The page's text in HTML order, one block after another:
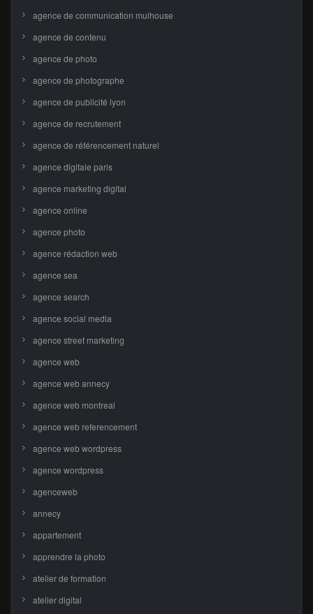
agence de communication mulhouse
agence de contenu
agence de photo
agence de photographe
agence de publicité lyon
agence de recrutement
agence de référencement naturel
agence digitale paris
agence marketing digital
agence online
agence photo
agence rédaction web
agence sea
agence search
agence social media
agence street marketing
agence web
agence web annecy
agence web montreal
agence web referencement
agence web wordpress
agence wordpress
agenceweb
annecy
appartement
apprendre la photo
atelier de formation
atelier digital